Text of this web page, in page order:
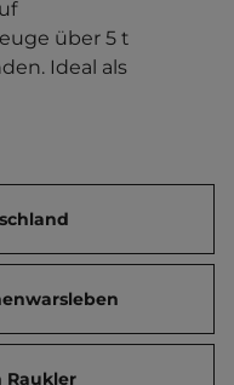
über 5 t
Ideal als
500 m
Raukler